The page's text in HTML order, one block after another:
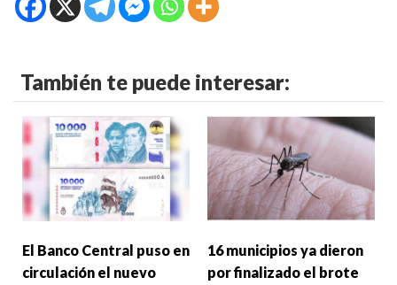
También te puede interesar:
El Banco Central puso en
circulación el nuevo
16 municipios ya dieron
por finalizado el brote